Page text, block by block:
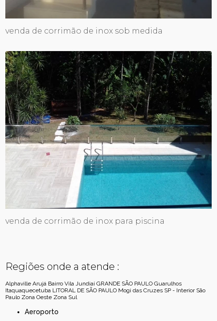
venda de corrimão de inox sob medida
venda de corrimão de inox para piscina
Regiões onde a atende :
Alphaville Arujá Bairro Vila Jundiaí GRANDE SÃO PAULO Guarulhos
Itaquaquecetuba LITORAL DE SÃO PAULO Mogi das Cruzes SP - Interior São
Paulo Zona Oeste Zona Sul
Aeroporto